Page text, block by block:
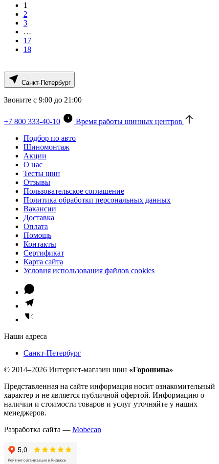
1
2
3
…
17
18
Санкт-Петербург
Звоните с 9:00 до 21:00
+7 800 333-40-10
Время работы шинных центров
Подбор по авто
Шиномонтаж
Акции
О нас
Тесты шин
Отзывы
Пользовательское соглашение
Политика обработки персональных данных
Вакансии
Доставка
Оплата
Помощь
Контакты
Сертификат
Карта сайта
Условия использования файлов cookies
Наши адреса
Санкт-Петербург
© 2014–2026 Интернет-магазин шин «Горошина»
Представленная на сайте информация носит ознакомительный
характер и не является публичной офертой. Информацию о
наличии и стоимости товаров и услуг уточняйте у наших
менеджеров.
Разработка сайта — Mobecan